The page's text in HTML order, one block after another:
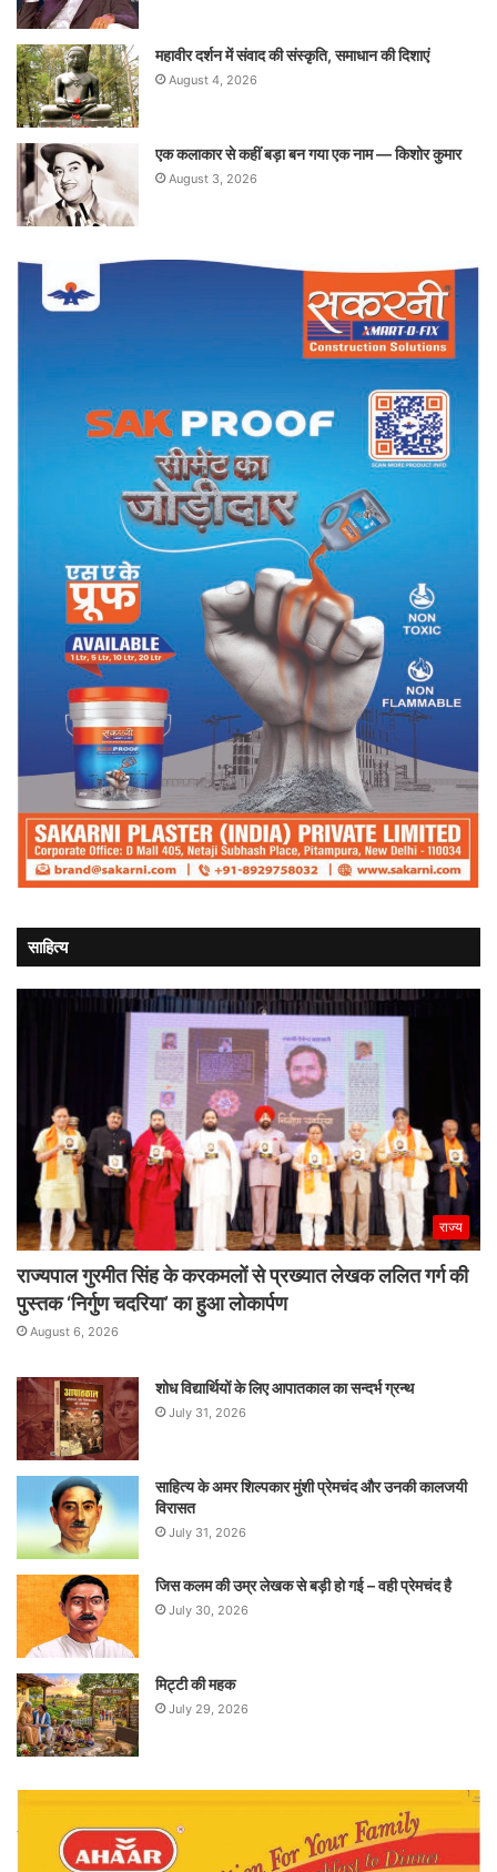
महावीर दर्शन में संवाद की संस्कृति, समाधान की दिशाएं
August 4, 2026
एक कलाकार से कहीं बड़ा बन गया एक नाम — किशोर कुमार
August 3, 2026
साहित्य
राज्य
राज्यपाल गुरमीत सिंह के करकमलों से प्रख्यात लेखक ललित गर्ग की
पुस्तक ‘निर्गुण चदरिया’ का हुआ लोकार्पण
August 6, 2026
शोध विद्यार्थियों के लिए आपातकाल का सन्दर्भ ग्रन्थ
July 31, 2026
साहित्य के अमर शिल्पकार मुंशी प्रेमचंद और उनकी कालजयी
विरासत
July 31, 2026
जिस कलम की उम्र लेखक से बड़ी हो गई – वही प्रेमचंद है
July 30, 2026
मिट्टी की महक
July 29, 2026